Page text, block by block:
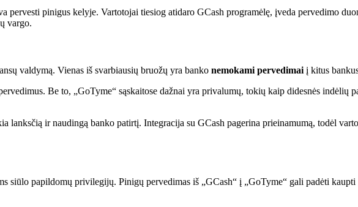
pervesti pinigus kelyje. Vartotojai tiesiog atidaro GCash programėlę, įveda pervedimo
vargo.
valdymą. Vienas iš svarbiausių bruožų yra banko nemokami pervedimai į kitus
Be to, „GoTyme“ sąskaitose dažnai yra privalumų, tokių kaip didesnės indėlių
lanksčią ir naudingą banko patirtį. Integracija su GCash pagerina prieinamumą, todėl
siūlo papildomų privilegijų. Pinigų pervedimas iš „GCash“ į „GoTyme“ gali padėti